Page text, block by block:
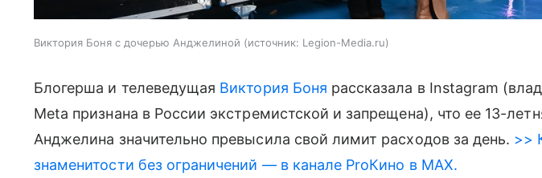
Виктория Боня с дочерью Анджелиной источник: Legion-Media.ru
Блогерша и телеведущая Виктория Боня рассказала в Instagram
Meta признана в России экстремистской и запрещена), что ее 13-
Анджелина значительно превысила свой лимит расходов за день. >>
знаменитости без ограничений — в канале ProКино в MAX.